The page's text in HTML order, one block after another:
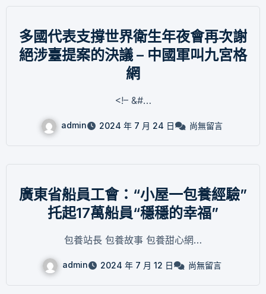
多國代表支撐世界衛生年夜會再次謝
絕涉臺提案的決議 – 中國軍叫九宮格
網
<!– &#…
admin 2024 年 7 月 24 日 尚無留言
廣東省船員工會：“小屋一包養經驗”
托起17萬船員“穩穩的幸福”
包養站長 包養故事 包養甜心網…
admin 2024 年 7 月 12 日 尚無留言